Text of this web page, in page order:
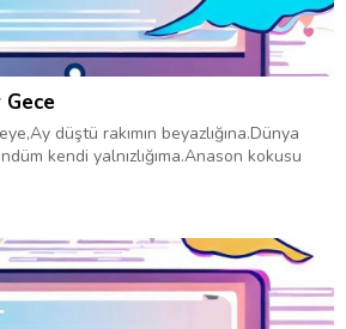
düştü rakımın beyazlığına.‎Dünya
kendi yalnızlığıma.‎‎Anason kokusu